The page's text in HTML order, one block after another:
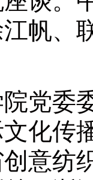
帆、
委委
化传
意纺